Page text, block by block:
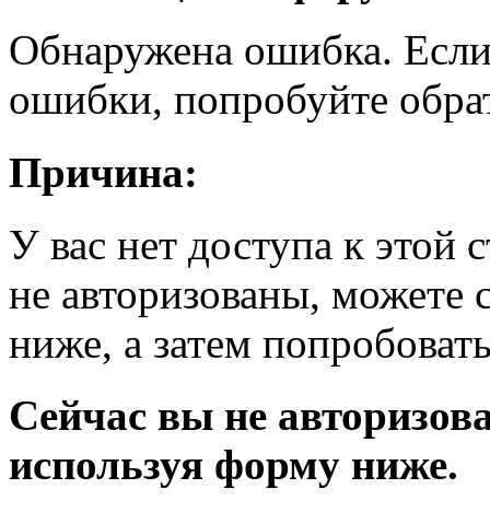
Обнаружена ошибка.
ошибки, попробуйте
Причина:
У вас нет доступа к
не авторизованы, можете
ниже, а затем
Сейчас вы не
используя форму ниже.